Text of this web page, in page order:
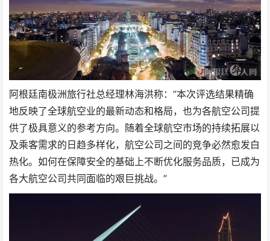
阿根廷南极洲旅行社总经理林海洪称：“本次评选结果精确
地反映了全球航空业的最新动态和格局，也为各航空公司提
供了极具意义的参考方向。随着全球航空市场的持续拓展以
及乘客需求的日趋多样化，航空公司之间的竞争必然愈发白
热化。如何在保障安全的基础上不断优化服务品质，已成为
各大航空公司共同面临的艰巨挑战。”